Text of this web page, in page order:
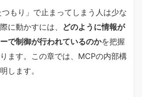
もり」で止まってしまう人は少な
に動かすには、 どのように情報が
で制御が行われているのかを把握
ます。この章では、MCPの内部構
します。